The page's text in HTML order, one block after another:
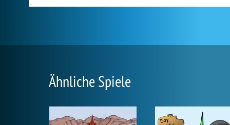
Ähnliche Spiele